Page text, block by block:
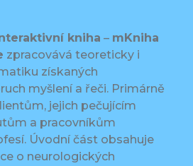
kniha – mKniha
zpracovává teoreticky i
získaných
myšlení a řeči. Primárně
jejich pečujícím
a pracovníkům
Úvodní část obsahuje
o neurologických